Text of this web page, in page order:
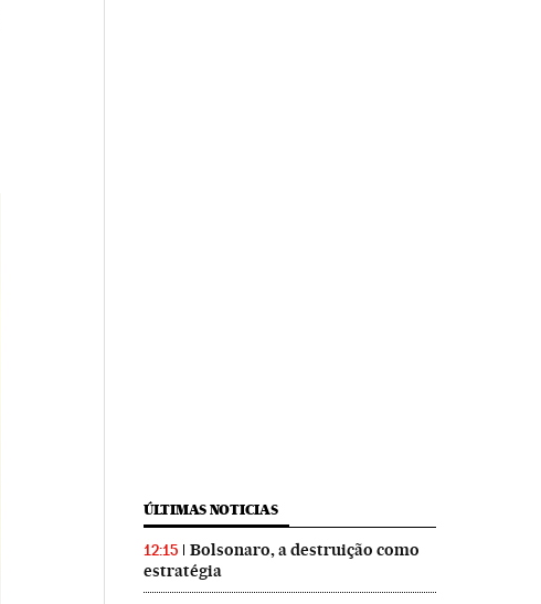
ÚLTIMAS NOTICIAS
12:15
Bolsonaro, a destruição como
estratégia